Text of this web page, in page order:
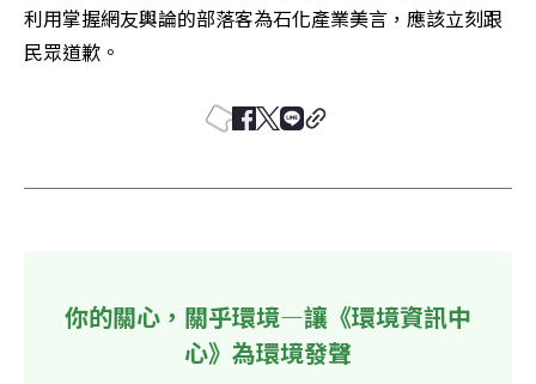
利用掌握網友輿論的部落客為石化產業美言，應該立刻跟
民眾道歉。
你的關心，關乎環境—讓《環境資訊中
心》為環境發聲